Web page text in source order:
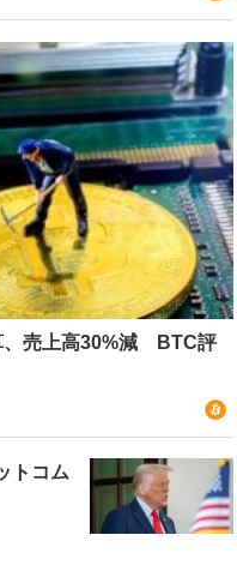
、売上高30%減 BTC評
トコム